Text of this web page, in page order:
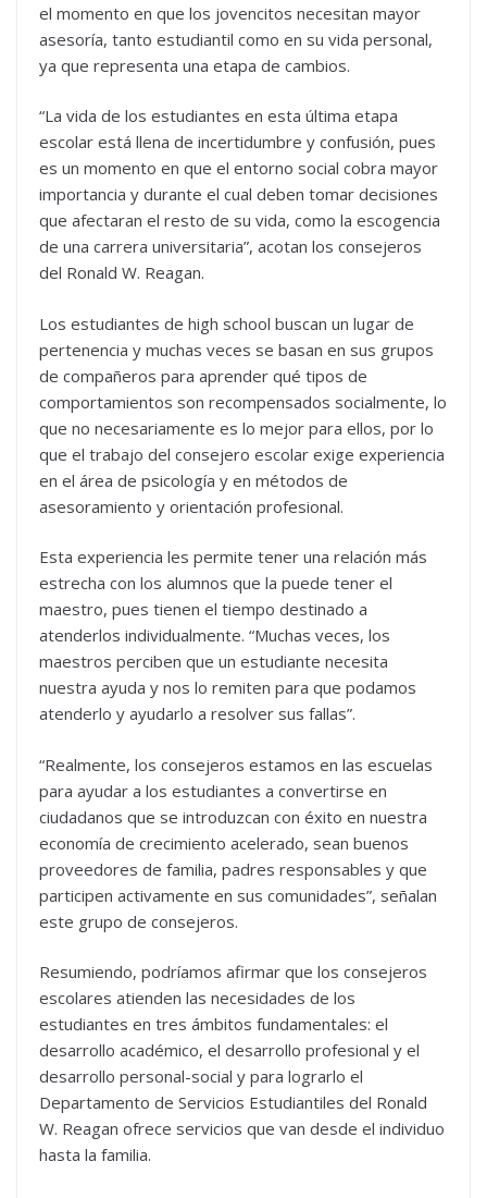
el momento en que los jovencitos necesitan mayor
asesoría, tanto estudiantil como en su vida personal,
ya que representa una etapa de cambios.
“La vida de los estudiantes en esta última etapa
escolar está llena de incertidumbre y confusión, pues
es un momento en que el entorno social cobra mayor
importancia y durante el cual deben tomar decisiones
que afectaran el resto de su vida, como la escogencia
de una carrera universitaria”, acotan los consejeros
del Ronald W. Reagan.
Los estudiantes de high school buscan un lugar de
pertenencia y muchas veces se basan en sus grupos
de compañeros para aprender qué tipos de
comportamientos son recompensados socialmente, lo
que no necesariamente es lo mejor para ellos, por lo
que el trabajo del consejero escolar exige experiencia
en el área de psicología y en métodos de
asesoramiento y orientación profesional.
Esta experiencia les permite tener una relación más
estrecha con los alumnos que la puede tener el
maestro, pues tienen el tiempo destinado a
atenderlos individualmente. “Muchas veces, los
maestros perciben que un estudiante necesita
nuestra ayuda y nos lo remiten para que podamos
atenderlo y ayudarlo a resolver sus fallas”.
“Realmente, los consejeros estamos en las escuelas
para ayudar a los estudiantes a convertirse en
ciudadanos que se introduzcan con éxito en nuestra
economía de crecimiento acelerado, sean buenos
proveedores de familia, padres responsables y que
participen activamente en sus comunidades”, señalan
este grupo de consejeros.
Resumiendo, podríamos afirmar que los consejeros
escolares atienden las necesidades de los
estudiantes en tres ámbitos fundamentales: el
desarrollo académico, el desarrollo profesional y el
desarrollo personal-social y para lograrlo el
Departamento de Servicios Estudiantiles del Ronald
W. Reagan ofrece servicios que van desde el individuo
hasta la familia.